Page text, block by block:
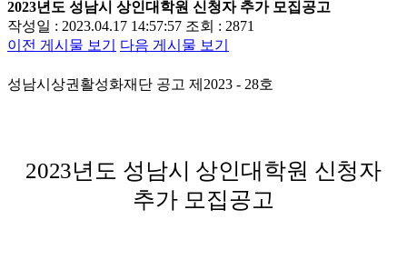
2023년도 성남시 상인대학원 신청자 추가 모집공고
작성일 : 2023.04.17 14:57:57 조회 : 2871
이전 게시물 보기
다음 게시물 보기
성남시상권활성화재단 공고 제 2023 - 28호
2023년도 성남시 상인대학원 신청자
추가 모집공고